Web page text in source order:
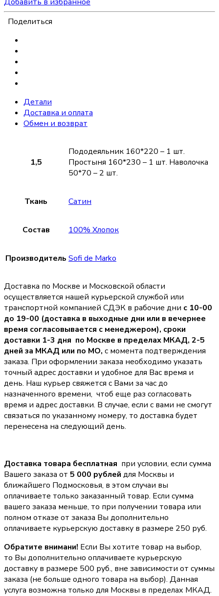
Поделиться
Детали
Доставка и оплата
Обмен и возврат
1,5
Пододеяльник 160*220 – 1 шт.
Простыня 160*230 – 1 шт. Наволочка
50*70 – 2 шт.
Ткань Сатин
Состав 100% Хлопок
Производитель Sofi de Marko
Доставка по Москве и Московской области
осуществляется нашей курьерской службой или
транспортной компанией СДЭК в рабочие дни с 10-00
до 19-00 (доставка в выходные дни или в вечернее
время согласовывается с менеджером), сроки
доставки 1-3 дня по Москве в пределах МКАД, 2-5
дней за МКАД или по МО, с момента подтверждения
заказа. При оформлении заказа необходимо указать
точный адрес доставки и удобное для Вас время и
день. Наш курьер свяжется с Вами за час до
назначенного времени, чтоб еще раз согласовать
время и адрес доставки. В случае, если с вами не смогут
связаться по указанному номеру, то доставка будет
перенесена на следующий день.
Доставка товара бесплатная при условии, если сумма
Вашего заказа от 5 000 рублей для Москвы и
ближайшего Подмосковья, в этом случаи вы
оплачиваете только заказанный товар. Если сумма
вашего заказа меньше, то при получении товара или
полном отказе от заказа Вы дополнительно
оплачиваете курьерскую доставку в размере 250 руб.
Обратите внимани! Если Вы хотите товар на выбор,
то Вы дополнительно оплачиваете курьерскую
доставку в размере 500 руб., вне зависимости от суммы
заказа (не больше одного товара на выбор). Данная
услуга возможна только для Москвы в пределах МКАД.